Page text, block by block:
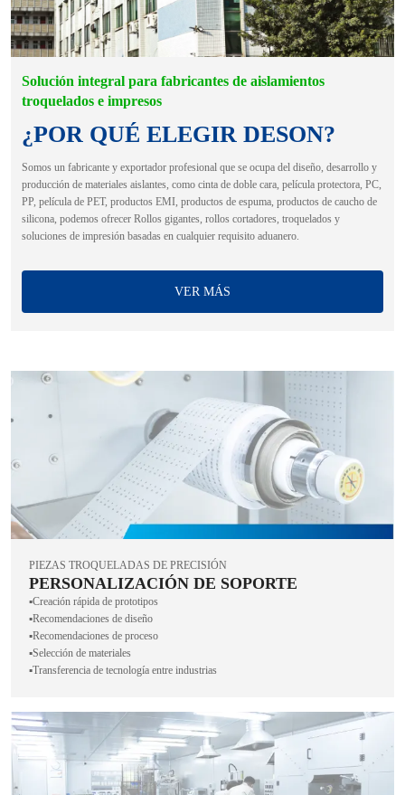
Solución integral para fabricantes de aislamientos
troquelados e impresos
¿POR QUÉ ELEGIR DESON?
Somos un fabricante y exportador profesional que se ocupa del diseño, desarrollo y
producción de materiales aislantes, como cinta de doble cara, película protectora, PC,
PP, película de PET, productos EMI, productos de espuma, productos de caucho de
silicona, podemos ofrecer Rollos gigantes, rollos cortadores, troquelados y
soluciones de impresión basadas en cualquier requisito aduanero.
VER MÁS
PIEZAS TROQUELADAS DE PRECISIÓN
PERSONALIZACIÓN DE SOPORTE
▪️Creación rápida de prototipos
▪️Recomendaciones de diseño
▪️Recomendaciones de proceso
▪️Selección de materiales
▪️Transferencia de tecnología entre industrias